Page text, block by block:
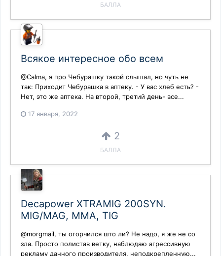
БАЛЛА
Всякое интересное обо всем
@Calma, я про Чебурашку такой слышал, но чуть не
так: Приходит Чебурашка в аптеку. - У вас хлеб есть? -
Нет, это же аптека. На второй, третий день- все...
17 января, 2022
2
БАЛЛА
Decapower XTRAMIG 200SYN.
MIG/MAG, MMA, TIG
@morgmail, ты огорчился што ли? Не надо, я же не со
зла. Просто полистав ветку, наблюдаю агрессивную
рекламу данного производителя, неподкрепленную...